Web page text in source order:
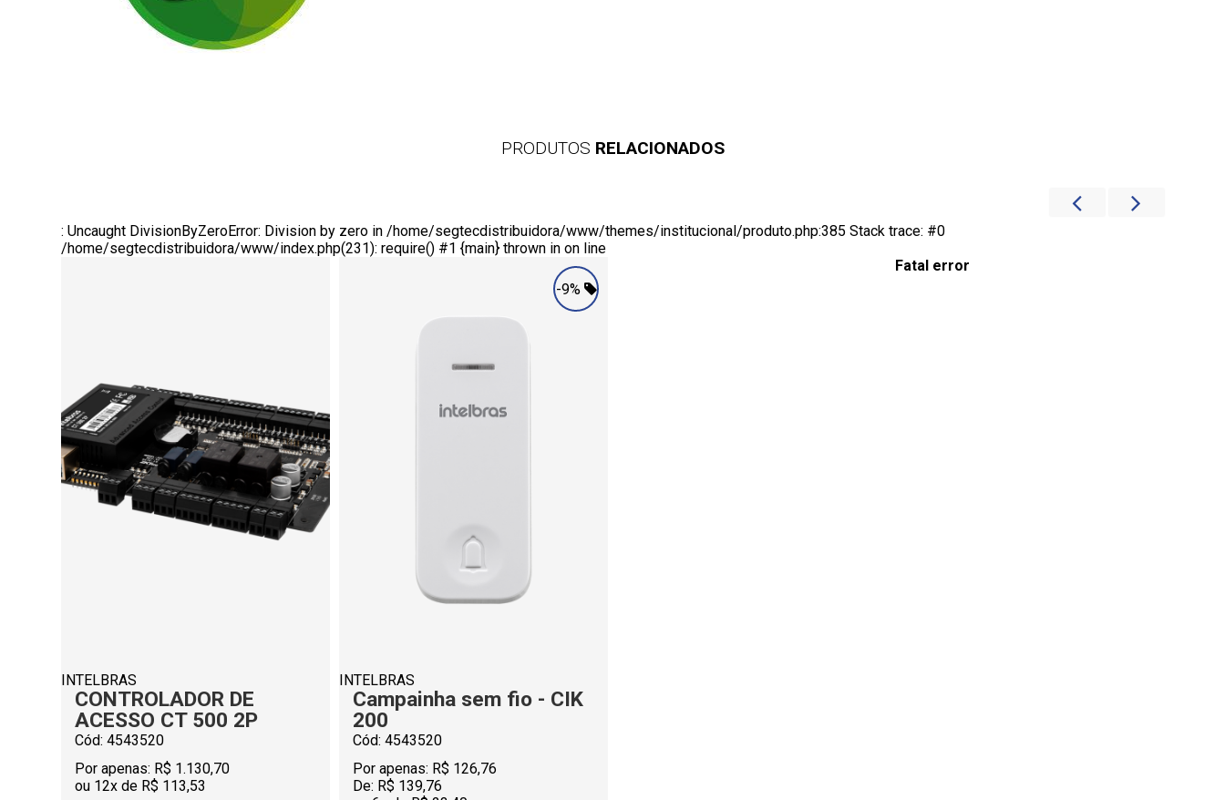
PRODUTOS RELACIONADOS
: Uncaught DivisionByZeroError: Division by zero in /home/segtecdistribuidora/www/themes/institucional/produto.php:385 Stack trace: #0
/home/segtecdistribuidora/www/index.php(231): require() #1 {main} thrown inon line
INTELBRAS
CONTROLADOR DE
ACESSO CT 500 2P
Cód: 4543520
Por apenas: R$ 1.130,70
ou 12x de R$ 113,53
-9%
INTELBRAS
Campainha sem fio - CIK
200
Cód: 4543520
Por apenas: R$ 126,76
De: R$ 139,76
Fatal error